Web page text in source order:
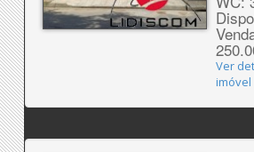
Ver
imóvel